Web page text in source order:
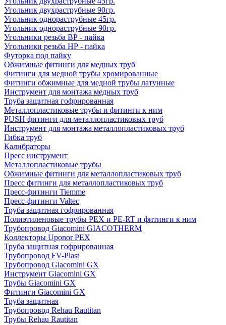
Угольник двухраструбные 90гр.
Угольник однораструбные 45гр.
Угольник однораструбные 90гр.
Угольники резьба ВР - пайка
Угольники резьба НР - пайка
Футорка под пайку
Обжимные фитинги для медных труб
Фитинги для медной трубы хромированные
Фитинги обжимные для медной трубы латунные
Инструмент для монтажа медных труб
Труба защитная гофрированная
Металлопластиковые трубы и фитинги к ним
PUSH фитинги для металлопластиковых труб
Инструмент для монтажа металлопластиковых труб
Гибка труб
Калибраторы
Пресс инструмент
Металлопластиковые трубы
Обжимные фитинги для металлопластиковых труб
Пресс фитинги для металлопластиковых труб
Пресс-фитинги Tiemme
Пресс-фитинги Valtec
Труба защитная гофрированная
Полиэтиленовые трубы PEX и PE-RT и фитинги к ним
Трубопровод Giacomini GIACOTHERM
Коллекторы Uponor PEX
Труба защитная гофрированная
Трубопровод FV-Plast
Трубопровод Giacomini GX
Инструмент Giacomini GX
Трубы Giacomini GX
Фитинги Giacomini GX
Труба защитная
Трубопровод Rehau Rautitan
Трубы Rehau Rautitan